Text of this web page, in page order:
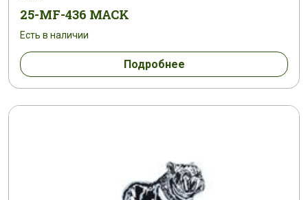
25-MF-436 MACK
Есть в наличии
Подробнее